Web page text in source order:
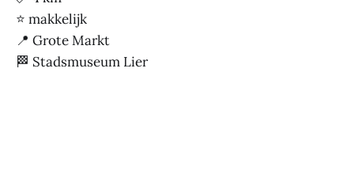
⭐ makkelijk
📍 Grote Markt
🏁 Stadsmuseum Lier